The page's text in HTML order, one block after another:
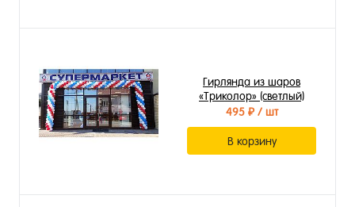
Гирлянда из шаров
«Триколор» (светлый)
495 ₽/ шт
В корзину